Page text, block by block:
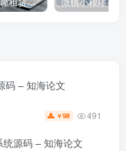
码 – 知海论文
￥98 491
源码 – 知海论文